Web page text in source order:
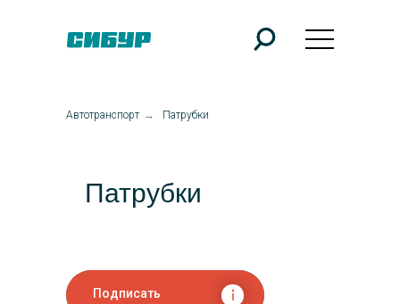
Подписать
Автотранспорт → Патрубки
Патрубки